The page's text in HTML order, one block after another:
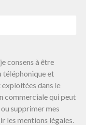
consens à être
téléphonique et
dans le
commerciale qui peut
supprimer mes
les mentions légales.